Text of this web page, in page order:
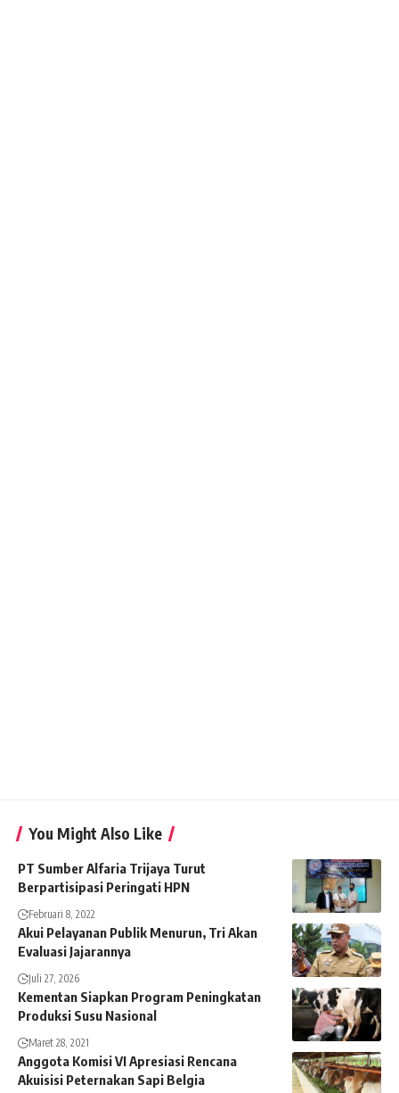
You Might Also Like
PT Sumber Alfaria Trijaya Turut
Berpartisipasi Peringati HPN
Februari 8, 2022
Akui Pelayanan Publik Menurun, Tri Akan
Evaluasi Jajarannya
Juli 27, 2026
Kementan Siapkan Program Peningkatan
Produksi Susu Nasional
Maret 28, 2021
Anggota Komisi VI Apresiasi Rencana
Akuisisi Peternakan Sapi Belgia